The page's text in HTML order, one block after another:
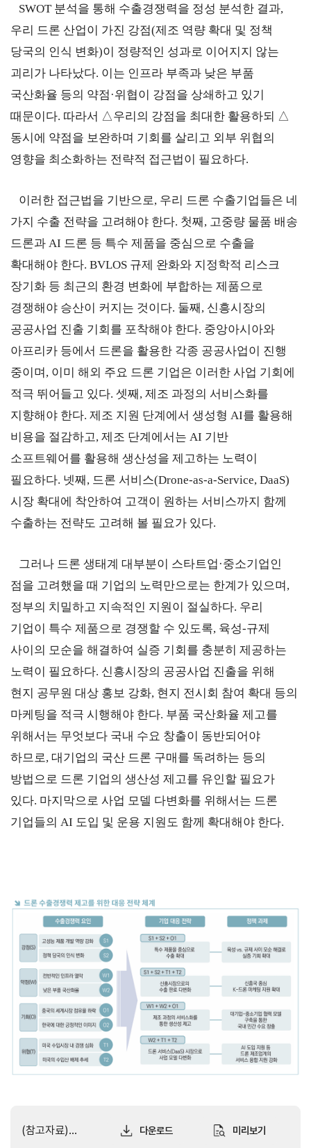
청
진행중인
종료된
사업
상시지원
사업
발급
혜택
상담
포상
여행카
ABTC
회의실
AI
빅데이
터
맞춤분
석
물류포
해외지
부
원
·KITA
입점
바이어
발굴
스타트
업브랜
치
랜치
카데미
e러닝
자격시험
취업연계
자문·상담
Pro
TradePro's
초이스
1:1상담
오픈상담
AI
전문가
채용
무역현장컨설팅
FTA컨설팅
무
용어
서식
회계
사례
규제애로
건의
터
자주묻는
질문
협회소개
역대회장
연혁
조직
전략/
추진
과제
공시
주요
의사결정기구
정관
출자법인
무역센터
현황
경영
무역센터
윤리헌장
협회윤리강령
안전
보건
경영목표
사회
공헌
활동
활동소개
CI규
채용절차
직원채용FAQ
오시
는 길
SWOT 분석을 통해 수출경쟁력을 정성 분석한 결과,
우리 드론 산업이 가진 강점(제조 역량 확대 및 정책
당국의 인식 변화)이 정량적인 성과로 이어지지 않는
괴리가 나타났다. 이는 인프라 부족과 낮은 부품
국산화율 등의 약점 ·위협이 강점을 상쇄하고 있기
때문이다. 따라서 △우리의 강점을 최대한 활용하되 △
동시에 약점을 보완하며 기회를 살리고 외부 위협의
영향을 최소화하는 전략적 접근법이 필요하다.
이러한 접근법을 기반으로, 우리 드론 수출기업들은 네
가지 수출 전략을 고려해야 한다. 첫째 , 고중량 물품 배송
드론과 AI 드론 등 특수 제품을 중심으로 수출을
확대해야 한다. BVLOS 규제 완화와 지정학적 리스크
장기화 등 최근의 환경 변화에 부합하는 제품으로
경쟁해야 승산이 커지는 것이다. 둘째 , 신흥시장의
공공사업 진출 기회를 포착해야 한다. 중앙아시아와
아프리카 등에서 드론을 활용한 각종 공공사업이 진행
중이며 , 이미 해외 주요 드론 기업은 이러한 사업 기회에
적극 뛰어들고 있다. 셋째 , 제조 과정의 서비스화를
지향해야 한다. 제조 지원 단계에서 생성형 AI를 활용해
비용을 절감하고, 제조 단계에서는 AI 기반
소프트웨어를 활용해 생산성을 제고하는 노력이
필요하다. 넷째 , 드론 서비스(Drone-as-a-Service, DaaS)
시장 확대에 착안하여 고객이 원하는 서비스까지 함께
수출하는 전략도 고려해 볼 필요가 있다.
그러나 드론 생태계 대부분이 스타트업 ·중소기업인
점을 고려했을 때 기업의 노력만으로는 한계가 있으며 ,
정부의 치밀하고 지속적인 지원이 절실하다. 우리
기업이 특수 제품으로 경쟁할 수 있도록, 육성-규제
사이의 모순을 해결하여 실증 기회를 충분히 제공하는
노력이 필요하다. 신흥시장의 공공사업 진출을 위해
현지 공무원 대상 홍보 강화, 현지 전시회 참여 확대 등의
마케팅을 적극 시행해야 한다. 부품 국산화율 제고를
위해서는 무엇보다 국내 수요 창출이 동반되어야
하므로, 대기업의 국산 드론 구매를 독려하는 등의
방법으로 드론 기업의 생산성 제고를 유인할 필요가
있다. 마지막으로 사업 모델 다변화를 위해서는 드론
기업들의 AI 도입 및 운용 지원도 함께 확대해야 한다.
(참고자료)[TF 30호] K-드론 산업의 수출경쟁력 분석 및 향후 과제.pdf 다운로드 미리보기